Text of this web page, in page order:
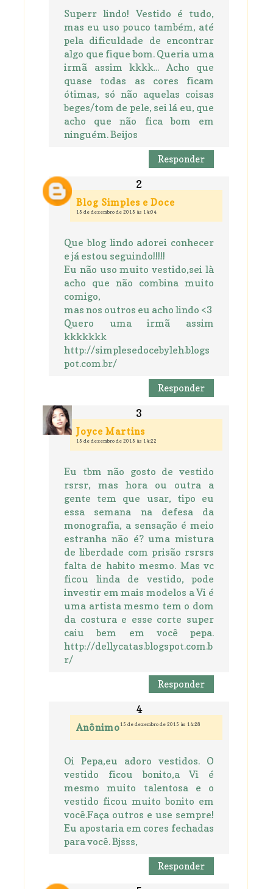
Superr lindo! Vestido é tudo,
mas eu uso pouco também, até
pela dificuldade de encontrar
algo que fique bom. Queria uma
irmã assim kkkk... Acho que
quase todas as cores ficam
ótimas, só não aquelas coisas
beges/tom de pele, sei lá eu, que
acho que não fica bom em
ninguém. Beijos
Responder
Blog Simples e Doce
15 de dezembro de 2015 às 14:04
Que blog lindo adorei conhecer
e já estou seguindo!!!!!
Eu não uso muito vestido,sei là
acho que não combina muito
comigo,
mas nos outros eu acho lindo <3
Quero uma irmã assim
kkkkkkk
http://simplesedocebyleh.blogs
pot.com.br/
Responder
Joyce Martins
15 de dezembro de 2015 às 14:22
Eu tbm não gosto de vestido
rsrsr, mas hora ou outra a
gente tem que usar, tipo eu
essa semana na defesa da
monografia, a sensação é meio
estranha não é? uma mistura
de liberdade com prisão rsrsrs
falta de habito mesmo. Mas vc
ficou linda de vestido, pode
investir em mais modelos a Vi é
uma artista mesmo tem o dom
da costura e esse corte super
caiu bem em você pepa.
http://dellycatas.blogspot.com.b
r/
Responder
Anônimo 15 de dezembro de 2015 às 14:28
Oi Pepa,eu adoro vestidos. O
vestido ficou bonito,a Vi é
mesmo muito talentosa e o
vestido ficou muito bonito em
você.Faça outros e use sempre!
Eu apostaria em cores fechadas
para você. Bjsss,
Responder